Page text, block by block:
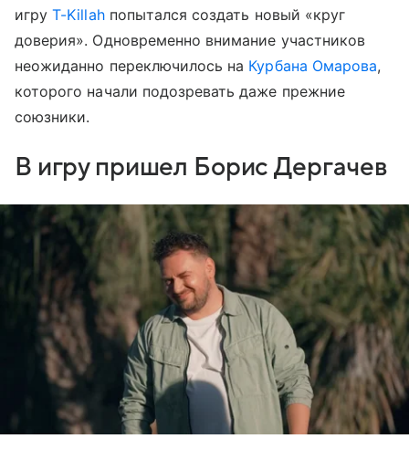
игруT-Killahпопытался создать новый «круг
доверия». Одновременно внимание участников
неожиданно переключилось на Курбана Омарова,
которого начали подозревать даже прежние
союзники.
В игру пришел Борис Дергачев